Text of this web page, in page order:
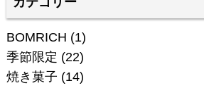
BOMRICH (1)
季節限定 (22)
焼き菓子 (14)